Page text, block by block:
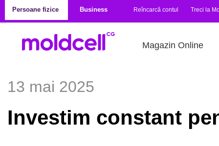
Persoane fizice
Business Reîncarcă contul Treci la
Magazin Online
13 mai 2025
Investim constant